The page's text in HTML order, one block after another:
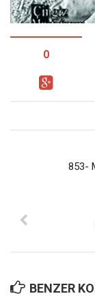
Editörden
Yvonne
Leyla Şerif
0
853-
BENZER